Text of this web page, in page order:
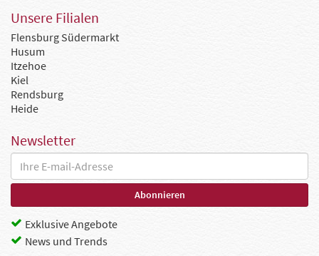
Unsere Filialen
Flensburg Südermarkt
Husum
Itzehoe
Kiel
Rendsburg
Heide
Newsletter
Exklusive Angebote
News und Trends